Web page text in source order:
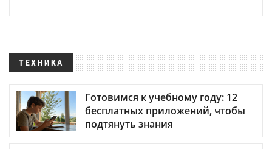
ТЕХНИКА
Готовимся к учебному году: 12
бесплатных приложений, чтобы
подтянуть знания